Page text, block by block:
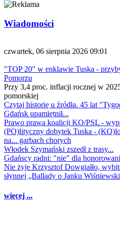
Wiadomości
czwartek, 06 sierpnia 2026 09:01
"TOP 20" w enklawie Tuska -
Pomorzu
Przy 3,4 proc. inflacji rocznej w
pomorskiej
Czytaj historię u źródła. 45 lat
Gdańsk upamiętnił...
Prawo prawa koalicji KO/PSL -
(PO)lityczny dobytek Tuska -
na... garbach chorych
Włodek Szymański zszedł z trasy...
Gdańscy radni: "nie" dla
Nie żyje Krzysztof Dowgiałło,
słynnej „Ballady o Janku
więcej ...